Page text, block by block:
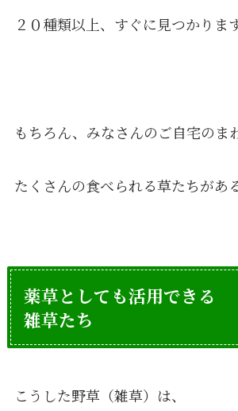
２０種類以上、すぐに見つかります
もちろん、みなさんのご自宅のま
たくさんの食べられる草たちがあ
薬草としても活用できる
雑草たち
こうした野草（雑草）は、